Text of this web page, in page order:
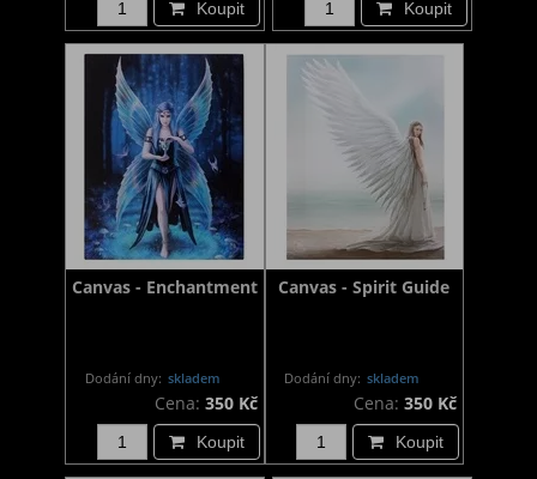
Koupit Koupit
Canvas - Enchantment
Dodání dny: skladem
Cena: 350 Kč
Koupit
Canvas - Spirit Guide
Dodání dny: skladem
Cena:350 Kč
Koupit